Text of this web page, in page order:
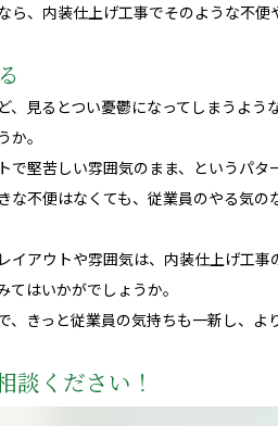
ら、内装仕上げ工事でそのような不
、見るとつい憂鬱になってしまうよ
。
で堅苦しい雰囲気のまま、というパタ
な不便はなくても、従業員のやる気
イアウトや雰囲気は、内装仕上げ工
はいかがでしょうか。
、きっと従業員の気持ちも一新し、よ
談ください！